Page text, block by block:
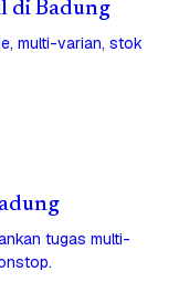
di Badung
multi-varian, stok
tugas multi-